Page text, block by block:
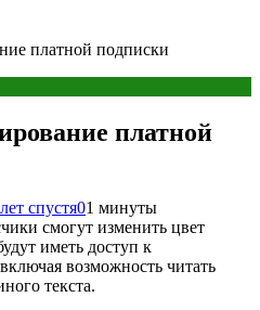
платной подписки
платной
спустя01 минуты
смогут изменить цвет
иметь доступ к
возможность читать
текста.